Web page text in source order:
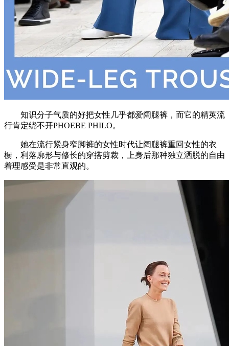
知识分子气质的好把女性几乎都爱阔腿裤，而它的精英流
行肯定绕不开PHOEBE PHILO。
她在流行紧身窄脚裤的女性时代让阔腿裤重回女性的衣
橱，利落廓形与修长的穿搭剪裁，上身后那种独立洒脱的自由
着理感受是非常直观的。